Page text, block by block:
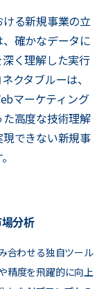
る新規事業の立
確かなデータに
く理解した実行
クタブルーは、
マーケティング
高度な技術理解
できない新規事
分析
合わせる独自ツール
精度を飛躍的に向上